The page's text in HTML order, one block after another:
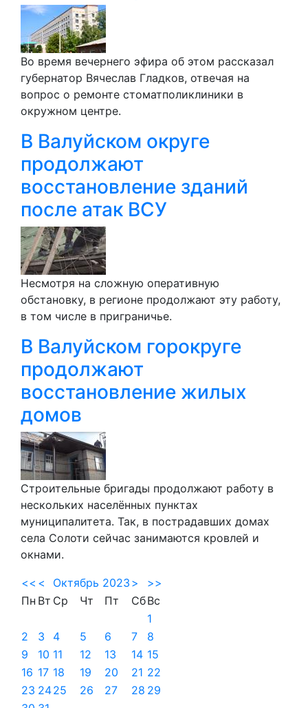
Во время вечернего эфира об этом рассказал
губернатор Вячеслав Гладков, отвечая на
вопрос о ремонте стоматполиклиники в
окружном центре.
В Валуйском округе
продолжают
восстановление зданий
после атак ВСУ
Несмотря на сложную оперативную
обстановку, в регионе продолжают эту работу,
в том числе в приграничье.
В Валуйском горокруге
продолжают
восстановление жилых
домов
Строительные бригады продолжают работу в
нескольких населённых пунктах
муниципалитета. Так, в пострадавших домах
села Солоти сейчас занимаются кровлей и
окнами.
<< < Октябрь 2023 >
>>
Пн Вт Ср Чт Пт СбВс
1
2
3 4 5 6 7
8
9
10 11 12 13 14 15
16 17 18 19 20 21 22
23 2425 26 27 28 29